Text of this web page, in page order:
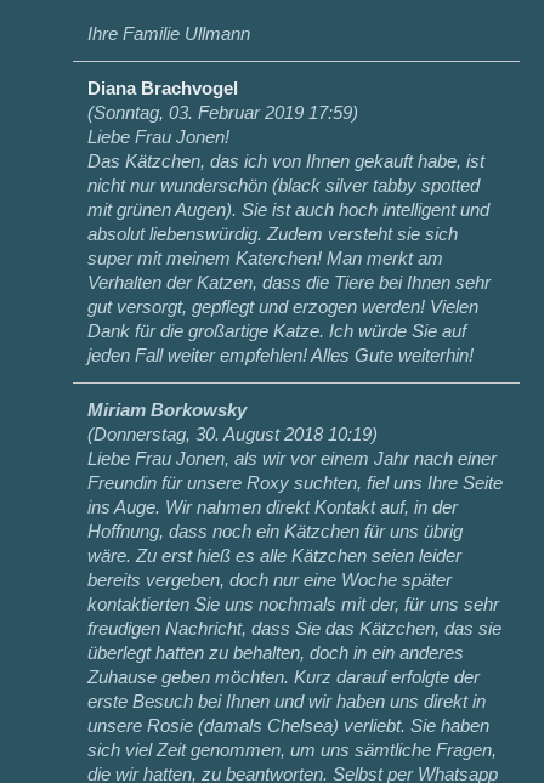
Ihre Familie Ullmann
Diana Brachvogel
(Sonntag, 03. Februar 2019 17:59)
Liebe Frau Jonen!
Das Kätzchen, das ich von Ihnen gekauft habe, ist
nicht nur wunderschön (black silver tabby spotted
mit grünen Augen). Sie ist auch hoch intelligent und
absolut liebenswürdig. Zudem versteht sie sich
super mit meinem Katerchen! Man merkt am
Verhalten der Katzen, dass die Tiere bei Ihnen sehr
gut versorgt, gepflegt und erzogen werden! Vielen
Dank für die großartige Katze. Ich würde Sie auf
jeden Fall weiter empfehlen! Alles Gute weiterhin!
Miriam Borkowsky
(Donnerstag, 30. August 2018 10:19)
Liebe Frau Jonen, als wir vor einem Jahr nach einer
Freundin für unsere Roxy suchten, fiel uns Ihre Seite
ins Auge. Wir nahmen direkt Kontakt auf, in der
Hoffnung, dass noch ein Kätzchen für uns übrig
wäre. Zu erst hieß es alle Kätzchen seien leider
bereits vergeben, doch nur eine Woche später
kontaktierten Sie uns nochmals mit der, für uns sehr
freudigen Nachricht, dass Sie das Kätzchen, das sie
überlegt hatten zu behalten, doch in ein anderes
Zuhause geben möchten. Kurz darauf erfolgte der
erste Besuch bei Ihnen und wir haben uns direkt in
unsere Rosie (damals Chelsea) verliebt. Sie haben
sich viel Zeit genommen, um uns sämtliche Fragen,
die wir hatten, zu beantworten. Selbst per Whatsapp